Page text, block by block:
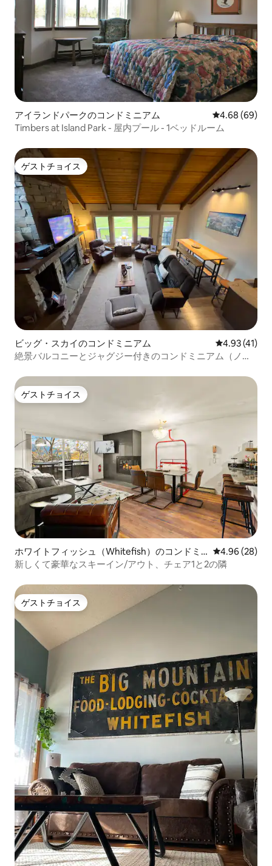
アイランドパークのコンドミニアム レビュー69件
4.68 (69)
Timbers at Island Park - 屋内プール - 1ベッドルーム
ゲストチョイス
ゲストチョイス
ビッグ・スカイのコンドミニアム レビュー41
4.93 (41)
絶景バルコニーとジャグジー付きのコンドミニアム（ノル
ゲストチョイス
ゲストチョイス
ホワイトフィッシュ（Whitefish）のコンドミ
ニアム
レビュー28
4.96 (28)
新しくて豪華なスキーイン/アウト、チェア1と2の隣
ゲストチョイス
ゲストチョイス